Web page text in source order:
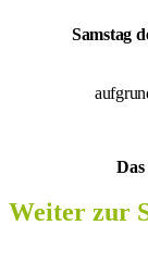
Samstag
Weiter zur